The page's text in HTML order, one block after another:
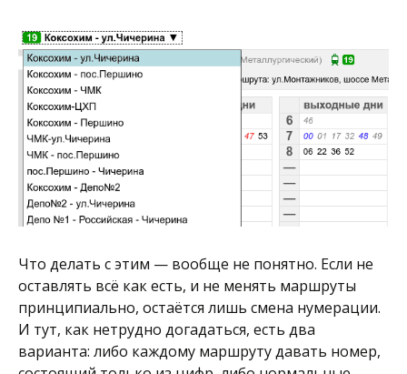
Что делать с этим — вообще не понятно. Если не
оставлять всё как есть, и не менять маршруты
принципиально, остаётся лишь смена нумерации.
И тут, как нетрудно догадаться, есть два
варианта: либо каждому маршруту давать номер,